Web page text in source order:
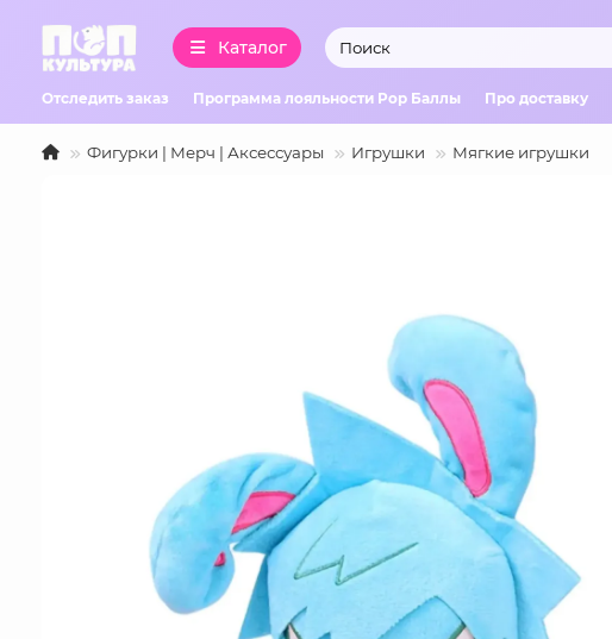
Каталог
Отследить заказ Программа лояльности Pop Баллы Про доставку
Фигурки | Мерч | Аксессуары Игрушки Мягкие игрушки